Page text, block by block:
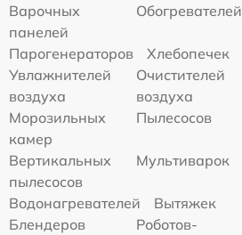
Варочных
панелей
Обогревателей
Парогенераторов
Хлебопечек
Увлажнителей
воздуха
Очистителей
воздуха
Морозильных
камер
Пылесосов
Вертикальных
пылесосов
Мультиварок
Водонагревателей
Вытяжек
Блендеров
Роботов-